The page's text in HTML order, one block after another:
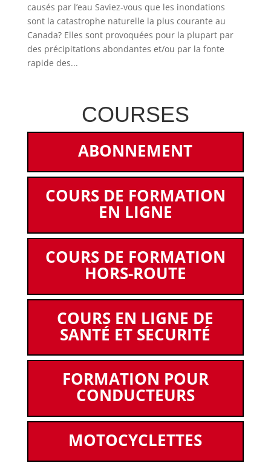
causés par l’eau Saviez-vous que les inondations
sont la catastrophe naturelle la plus courante au
Canada? Elles sont provoquées pour la plupart par
des précipitations abondantes et/ou par la fonte
rapide des...
COURSES
ABONNEMENT
COURS DE FORMATION
EN LIGNE
COURS DE FORMATION
HORS-ROUTE
COURS EN LIGNE DE
SANTÉ ET SECURITÉ
FORMATION POUR
CONDUCTEURS
MOTOCYCLETTES